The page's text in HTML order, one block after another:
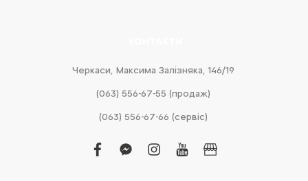
Черкаси, Максима Залізняка, 146/19
(063) 556-67-55 (продаж)
(063) 556-67-66 (сервіс)
facebook
facebook-
instagram
youtubebusiness